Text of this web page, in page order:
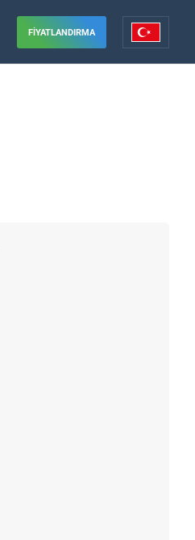
FIYATLANDIRMA